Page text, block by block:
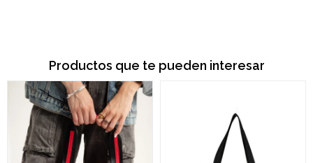
Productos que te pueden interesar